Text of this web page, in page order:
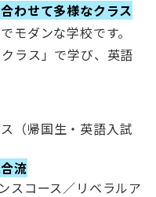
わせて多様なクラス
モダンな学校です。
ラス」で学び、英語
（帰国生・英語入試
流
スコース／リベラルア